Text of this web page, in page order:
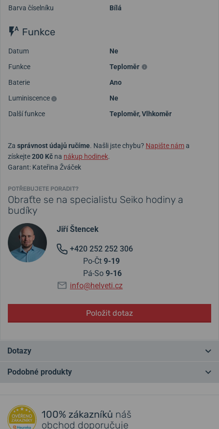
Barva číselníku
Bílá
Funkce
Datum
Ne
Funkce
Teploměr
Baterie
Ano
Luminiscence
Ne
Další funkce
Teploměr, Vlhkoměr
Za správnost údajů ručíme. Našli jste chybu? Napište náma
získejte200 Kč na nákup hodinek.
Garant: Kateřina Žváček
POTŘEBUJETE PORADIT?
Obraťte se na specialistu Seiko hodiny a
budíky
Jiří Štencek
+420 252 252 306
Po-Čt 9-19
Pá-So 9-16
info@helveti.cz
Položit dotaz
Dotazy
Přidat dotaz
Podobné produkty
100% zákazníků náš
obchod doporučuje